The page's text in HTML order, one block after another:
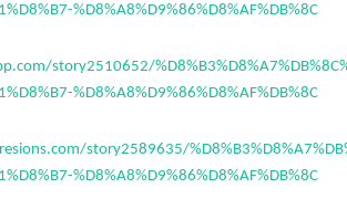
%D8%A8%D9%86%D8%AF%DB%8C
story2510652/
%D8%A8%D9%86%D8%AF%DB%8C
story2589635/
%D8%A8%D9%86%D8%AF%DB%8C